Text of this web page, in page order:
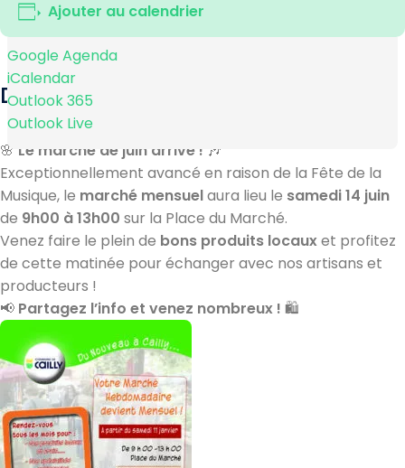
Ajouter au calendrier
Google Agenda
iCalendar
Outlook 365
Outlook Live
DESCRIPTION
🌸 Le marché de juin arrive ! 🎶
Exceptionnellement avancé en raison de la Fête de la
Musique, le marché mensuelaura lieu le samedi 14 juin
de 9h00 à 13h00 sur la Place du Marché.
Venez faire le plein de bons produits locauxet profitez
de cette matinée pour échanger avec nos artisans et
producteurs !
📢 Partagez l’info et venez nombreux ! 🛍️